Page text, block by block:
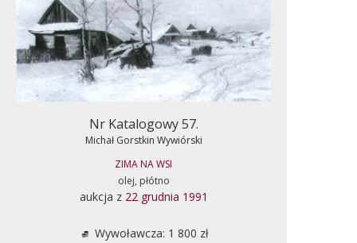
Nr Katalogowy 57.
Michał Gorstkin Wywiórski
ZIMA NA WSI
olej, płótno
aukcja z 22 grudnia 1991
Wywoławcza: 1 800 zł